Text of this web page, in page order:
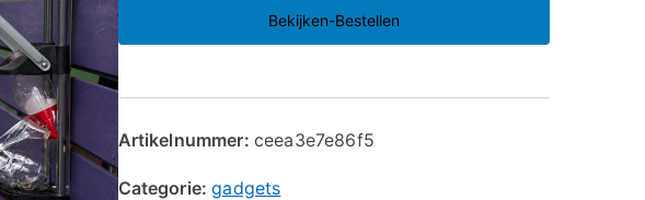
Bekijken-Bestellen
Artikelnummer: ceea3e7e86f5
Categorie:gadgets